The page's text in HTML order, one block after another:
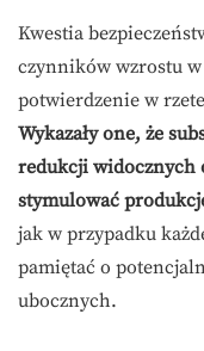
Kwestia
czynników wzrostu
potwierdzenie w
Wykazały one, że
redukcji widocznych
stymulować
jak w przypadku
pamiętać o
ubocznych.